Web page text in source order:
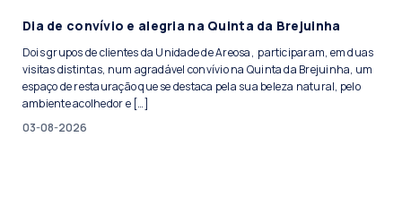
Dia de convívio e alegria na Quinta da Brejuinha
Dois grupos de clientes da Unidade de Areosa, participaram, em duas
visitas distintas, num agradável convívio na Quinta da Brejuinha, um
espaço de restauração que se destaca pela sua beleza natural, pelo
ambiente acolhedor e […]
03-08-2026